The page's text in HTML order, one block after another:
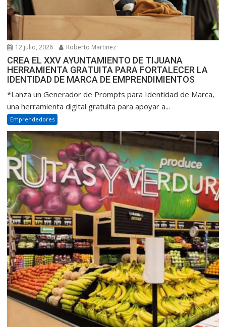
12 julio, 2026 Roberto Martinez
CREA EL XXV AYUNTAMIENTO DE TIJUANA
HERRAMIENTA GRATUITA PARA FORTALECER LA
IDENTIDAD DE MARCA DE EMPRENDIMIENTOS
*Lanza un Generador de Prompts para Identidad de Marca,
una herramienta digital gratuita para apoyar a...
Emprendedores